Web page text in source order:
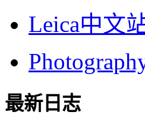
Leica中文
最新日志